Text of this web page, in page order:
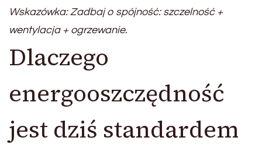
Wskazówka: Zadbaj o spójność: szczelność +
wentylacja + ogrzewanie.
Dlaczego
energooszczędność
jest dziś standardem